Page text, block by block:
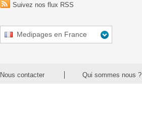
Suivez nos flux RSS
Medipages en France
Nous contacter Qui sommes nous ?